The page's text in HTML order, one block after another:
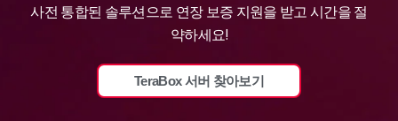
사전 통합된 솔루션으로 연장 보증 지원을 받고 시간을 절
약하세요!
TeraBox 서버 찾아보기